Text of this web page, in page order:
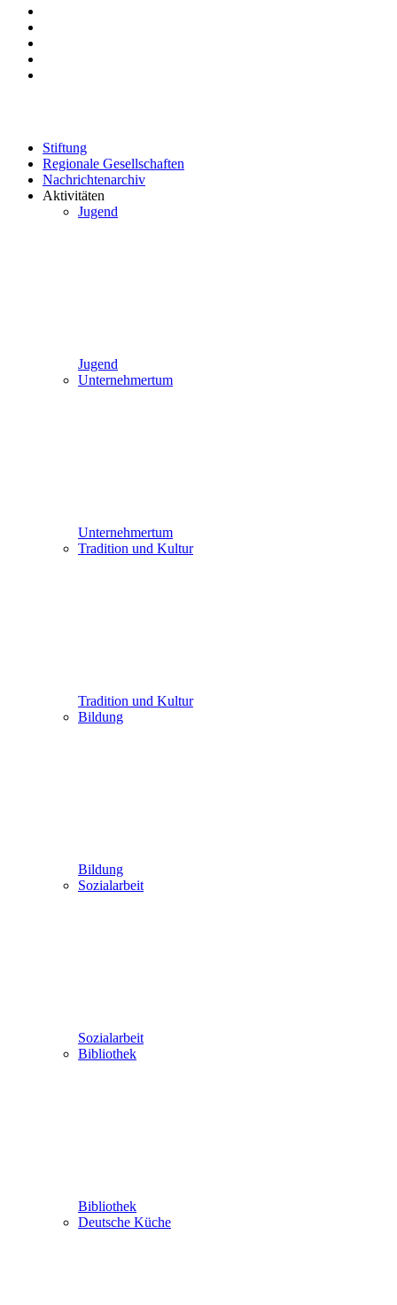
Stiftung
Regionale Gesellschaften
Nachrichtenarchiv
Aktivitäten
Jugend
Jugend
Unternehmertum
Unternehmertum
Tradition und Kultur
Tradition und Kultur
Bildung
Bildung
Sozialarbeit
Sozialarbeit
Bibliothek
Bibliothek
Deutsche Küche